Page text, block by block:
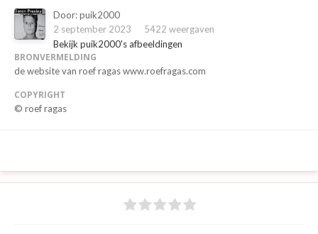
Door:puik2000
2 september 2023
5422 weergaven
Bekijk puik2000's afbeeldingen
BRONVERMELDING
de website van roef ragas www.roefragas.com
COPYRIGHT
© roef ragas